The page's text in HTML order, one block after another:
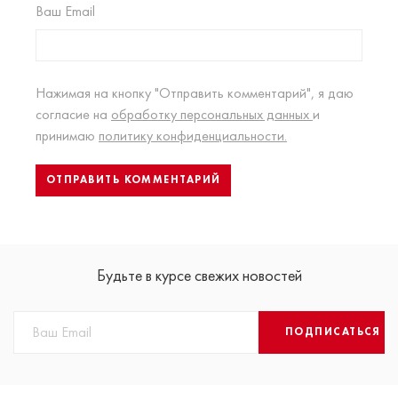
Ваш Email
Нажимая на кнопку "Отправить комментарий", я даю
согласие на обработку персональных данных и
принимаю политику конфиденциальности.
Будьте в курсе свежих новостей
ПОДПИСАТЬСЯ